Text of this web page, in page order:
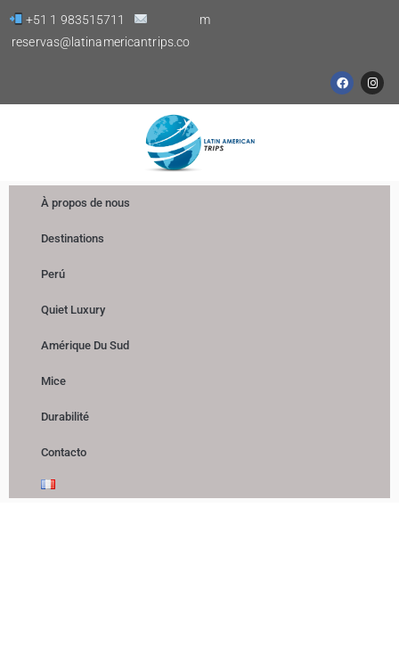
content
+51 1 983515711
reservas@latinamericantrips.co
m
F
a
I
n
À propos de nous
Destinations
Perú
Quiet Luxury
Amérique Du Sud
Mice
Durabilité
Contacto